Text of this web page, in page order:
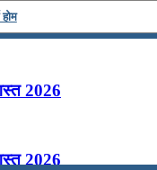
2026
2026